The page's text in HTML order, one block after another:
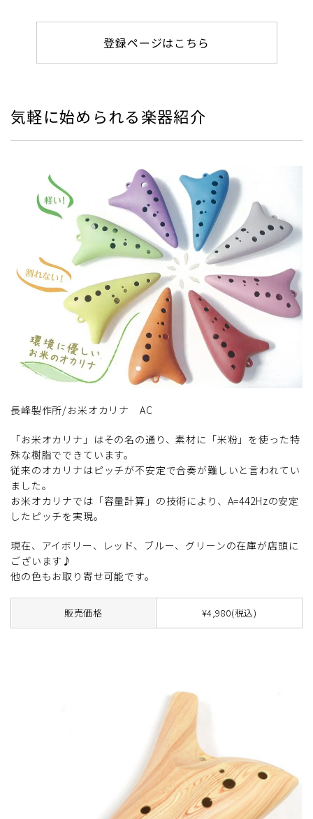
登録ページはこちら
気軽に始められる楽器紹介
長峰製作所/お米オカリナ AC
「お米オカリナ」はその名の通り、素材に「米粉」を使った特
殊な樹脂でできています。
従来のオカリナはピッチが不安定で合奏が難しいと言われてい
ました。
お米オカリナでは「容量計算」の技術により、A=442Hzの安定
したピッチを実現。
現在、アイボリー、レッド、ブルー、グリーンの在庫が店頭に
ございます♪
他の色もお取り寄せ可能です。
販売価格 ¥4,980(税込)